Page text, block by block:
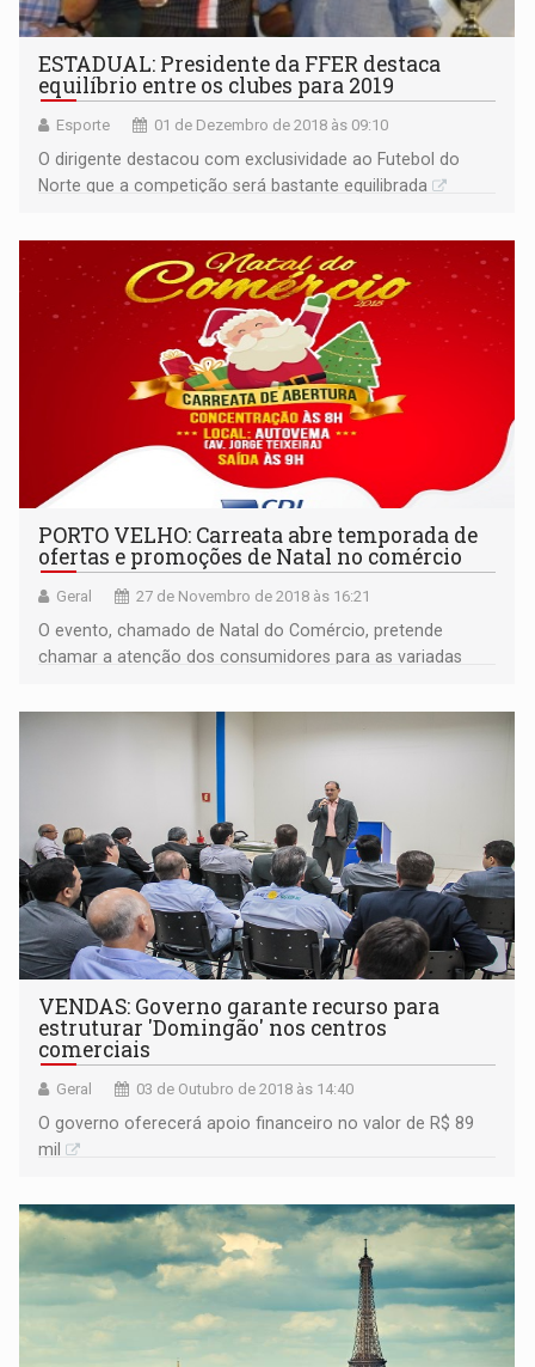
ESTADUAL: Presidente da FFER destaca
equilíbrio entre os clubes para 2019
Esporte 01 de Dezembro de 2018 às 09:10
O dirigente destacou com exclusividade ao Futebol do
Norte que a competição será bastante equilibrada
PORTO VELHO: Carreata abre temporada de
ofertas e promoções de Natal no comércio
Geral 27 de Novembro de 2018 às 16:21
O evento, chamado de Natal do Comércio, pretende
chamar a atenção dos consumidores para as variadas
o Natal e Ano Novo
VENDAS: Governo garante recurso para
estruturar 'Domingão' nos centros
comerciais
Geral 03 de Outubro de 2018 às 14:40
O governo oferecerá apoio financeiro no valor de R$ 89
mil